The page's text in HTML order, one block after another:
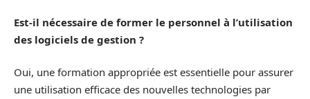
Est-il nécessaire de former le personnel à l’utilisation
des logiciels de gestion ?
Oui, une formation appropriée est essentielle pour assurer
une utilisation efficace des nouvelles technologies par